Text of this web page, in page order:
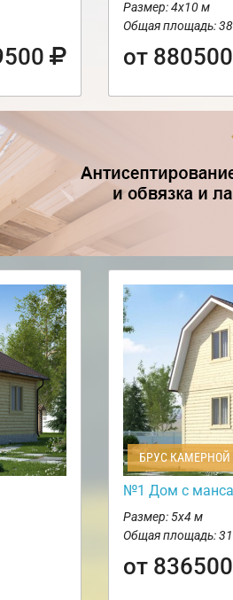
Размер: 4х10 м
Общая площадь:
от 880500
БРУС
№1 Дом с
Размер: 5х4 м
Общая площадь:
от 836500